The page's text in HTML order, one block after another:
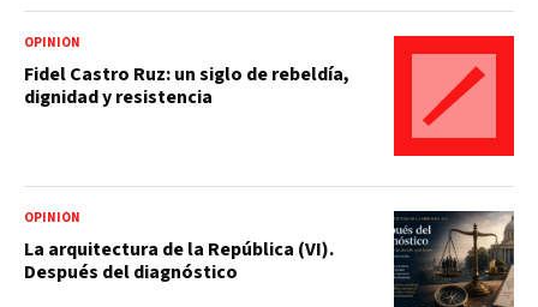
OPINIÓN
Fidel Castro Ruz: un siglo de rebeldía,
dignidad y resistencia
OPINIÓN
La arquitectura de la República (VI).
Después del diagnóstico